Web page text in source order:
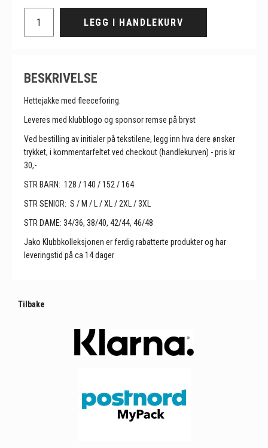
LEGG I HANDLEKURV
BESKRIVELSE
Hettejakke med fleeceforing.
Leveres med klubblogo og sponsor remse på bryst
Ved bestilling av initialer på tekstilene, legg inn hva dere ønsker
trykket, i kommentarfeltet ved checkout (handlekurven) - pris kr
30,-
STR BARN: 128 / 140 / 152 / 164
STR SENIOR: S / M / L / XL / 2XL / 3XL
STR DAME: 34/36, 38/40, 42/44, 46/48
Jako Klubbkolleksjonen er ferdig rabatterte produkter og har
leveringstid på ca 14 dager
Tilbake